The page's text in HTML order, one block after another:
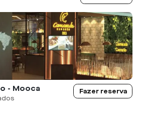
- Mooca Fazer reserva